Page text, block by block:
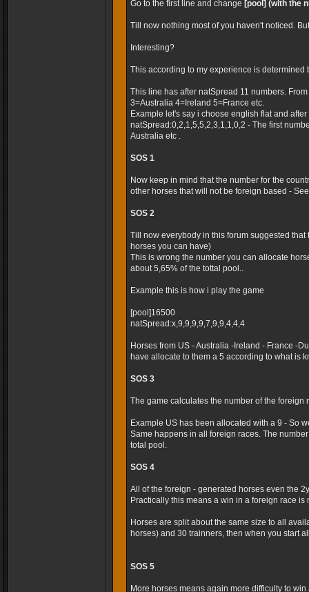
Go to the first line and change [pool] (with the
Till now nothing most of you haven't noticed.
Interesting?
This according to my experience is
This line has after natSpread 11 numbers.
3=Australia 4=Ireland 5=France etc.
Example let's say i choose english flat and
natSpread:0,2,1,5,5,2,3,1,1,0,2 - The first
Australia etc .
SOS 1
Now keep in mind that the number for the
other horses that will not be foreign based -
SOS 2
Till now everybody in this forum suggested
horses you can have)
This is wrong the number you can allocate
about 5,65% of the tottal pool..
Example this is how i play the game
[pool]16500
natSpread:x,9,9,9,9,7,9,9,4,4,4
Horses from US - Australia -Ireland - France -
have allocate to them a 5 according to what is
SOS 3
The game calculates the number of the foreign
Example US has been allocated with a 9 - So
Same happens in all foreign races. The
total pool.
SOS 4
All of the foreign - generated horses even the
Practically this means a win in a foreign race is
Horses are split about the same size to all
horses) and 30 trainners, then when you start
SOS 5
More horses means again more difficulty to